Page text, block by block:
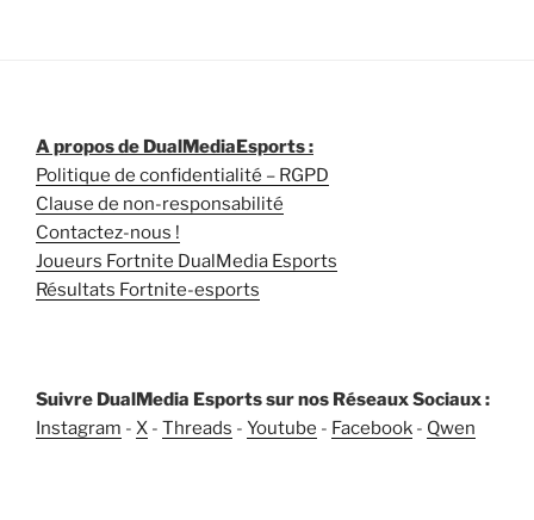
A propos de DualMediaEsports :
Politique de confidentialité – RGPD
Clause de non-responsabilité
Contactez-nous !
Joueurs Fortnite DualMedia Esports
Résultats Fortnite-esports
Suivre DualMedia Esports sur nos Réseaux Sociaux :
Instagram - X - Threads - Youtube - Facebook - Qwen